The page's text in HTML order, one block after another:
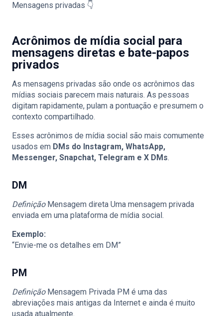
Mensagens privadas 👇
Acrônimos de mídia social para
mensagens diretas e bate-papos
privados
As mensagens privadas são onde os acrônimos das
mídias sociais parecem mais naturais. As pessoas
digitam rapidamente, pulam a pontuação e presumem o
contexto compartilhado.
Esses acrônimos de mídia social são mais comumente
usados em DMs do Instagram, WhatsApp,
Messenger, Snapchat, Telegram e X DMs.
DM
DefiniçãoMensagem direta Uma mensagem privada
enviada em uma plataforma de mídia social.
Exemplo:
“Envie-me os detalhes em DM”
PM
DefiniçãoMensagem Privada PM é uma das
abreviações mais antigas da Internet e ainda é muito
usada atualmente.